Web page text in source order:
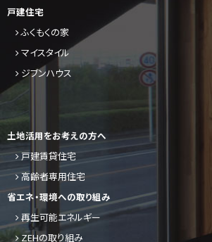
戸建住宅
ふくもくの家
マイスタイル
ジブンハウス
土地活用をお考えの方へ
戸建賃貸住宅
高齢者専用住宅
省エネ・環境への取り組み
再生可能エネルギー
ZEHの取り組み